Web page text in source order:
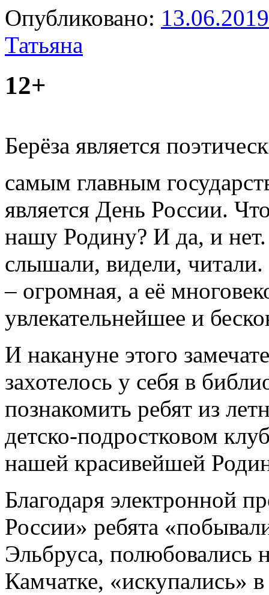
Опубликовано: 13.06.2019
Татьяна
12+
Берёза является
самым главным
является День России.
нашу Родину? И да, и
слышали, видели,
– огромная, а её
увлекательнейшее и
И накануне этого
захотелось у себя в
познакомить ребят из
детско-подростковом
нашей красивейшей
Благодаря электронной
России» ребята
Эльбруса, полюбовались
Камчатке, «искупались»